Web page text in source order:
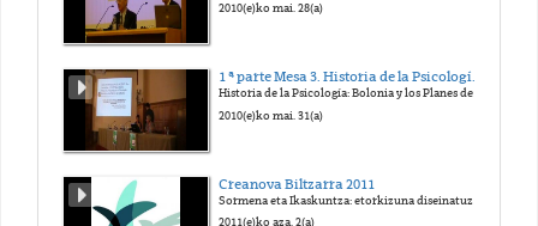
2010(e)ko mai. 28(a)
1 ª parte Mesa 3. Historia de la Psicología: Bolonia y los Planes de Estudios
2010(e)ko mai. 31(a)
Creanova Biltzarra 2011
Sormena eta Ikaskuntza: etorkizuna diseinatuz
2011(e)ko aza. 2(a)